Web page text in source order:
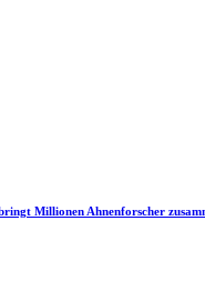
Millionen Ahnenforscher